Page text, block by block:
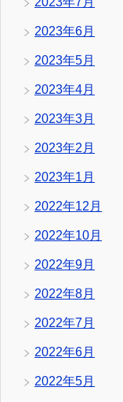
2023年6月
2023年5月
2023年4月
2023年3月
2023年2月
2023年1月
2022年12月
2022年10月
2022年9月
2022年8月
2022年7月
2022年6月
2022年5月